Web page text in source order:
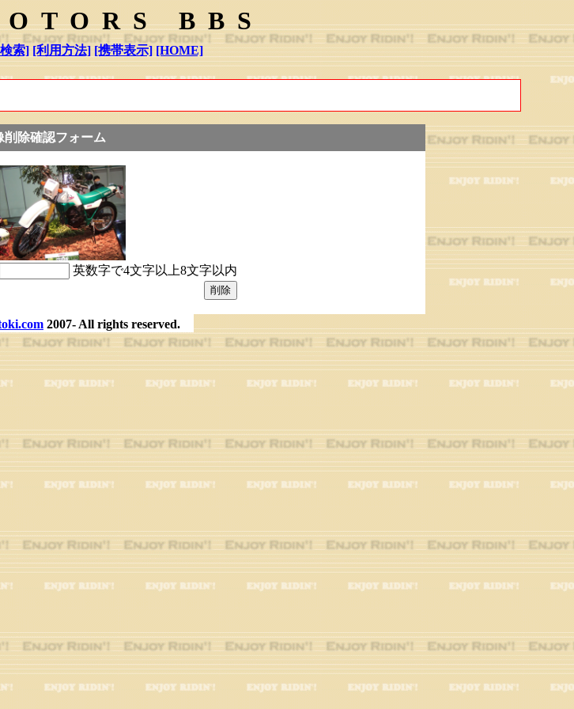
BBS
索] [利用方法] [携帯表示] [HOME]
削除確認フォーム
英数字で4文字以上8文字以内
2007- All rights reserved.